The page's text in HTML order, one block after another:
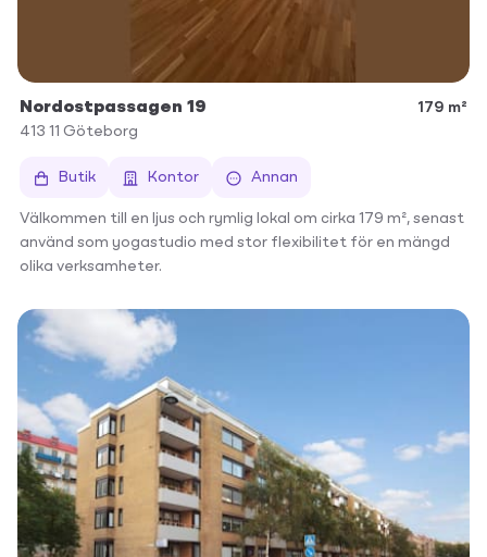
Nordostpassagen 19
179 m²
413 11 Göteborg
Butik Kontor Annan
Välkommen till en ljus och rymlig lokal om cirka 179 m², senast
använd som yogastudio med stor flexibilitet för en mängd
olika verksamheter.